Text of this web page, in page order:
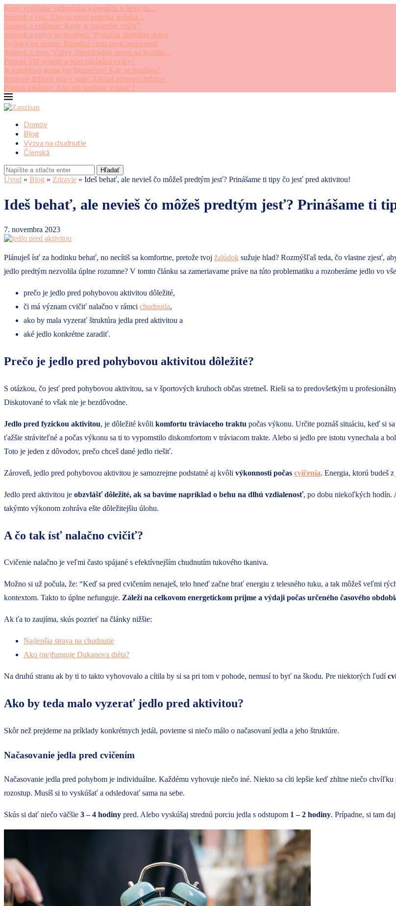
Kedy vyhľadať odborníka a pomôžu ti lieky na...
Spánok a vek: Ako sa mení potreba spánku...
Spánok a cvičenie: Kedy je najlepšie cvičiť?
Spánok a vplyv technológii: Vyskúšaj digitálny detox
Bylinky na spanie: Prírodná cesta proti nespavosti
Spánok a stres: Vplyv chronického stresu na kvalitu...
Poznáš SM systém a jeho základné cviky?
Je karobová guma (ne)bezpečná? Kde sa používa?
Správne držanie tela v sede: Základ zdravej chrbtice
Fitness topánky: Ako ich správne vybrať ?
Domov
Blog
Výzva na chudnutie
Členská
Hľadať
Úvod » Blog » Zdravie » Ideš behať, ale nevieš čo môžeš predtým jesť? Prinášame ti tipy čo jesť pred aktivitou!
Ideš behať, ale nevieš čo môžeš predtým jesť? Prinášame ti
7. novembra 2023
Plánuješ ísť za hodinku behať, no necítiš sa komfortne, pretože tvoj žalúdok sužuje hlad? Rozmýšľaš teda, čo vlastne zjesť,
jedlo predtým nezvolila úplne rozumne? V tomto článku sa zameriavame práve na túto problematiku a rozoberáme jedlo vo
prečo je jedlo pred pohybovou aktivitou dôležité,
či má význam cvičiť nalačno v rámci chudnutia,
ako by mala vyzerať štruktúra jedla pred aktivitou a
aké jedlo konkrétne zaradiť.
Prečo je jedlo pred pohybovou aktivitou dôležité?
S otázkou, čo jesť pred pohybovou aktivitou, sa v športových kruhoch občas stretneš. Rieši sa to predovšetkým u
Diskutované to však nie je bezdôvodne.
Jedlo pred fyzickou aktivitou, je dôležité kvôli komfortu tráviaceho traktu počas výkonu. Určite poznáš situáciu, keď si
ťažšie stráviteľné a počas výkonu sa ti to vypomstilo diskomfortom v tráviacom trakte. Alebo si jedlo pre istotu vynechala a
Toto je jeden z dôvodov, prečo chceš dané jedlo riešiť.
Zároveň, jedlo pred pohybovou aktivitou je samozrejme podstatné aj kvôli výkonnosti počas cvičenia. Energia, ktorú budeš
Jedlo pred aktivitou je obzvlášť dôležité, ak sa bavíme napríklad o behu na dlhú vzdialenosť, po dobu niekoľkých hodín.
takýmto výkonom zohráva ešte dôležitejšiu úlohu.
A čo tak ísť nalačno cvičiť?
Cvičenie nalačno je veľmi často spájané s efektívnejším chudnutím tukového tkaniva.
Možno si už počula, že: “Keď sa pred cvičením nenaješ, telo hneď začne brať energiu z telesného tuku, a tak môžeš veľmi
kontextom. Takto to úplne nefunguje. Záleží na celkovom energetickom príjme a výdaji počas určeného časového
Ak ťa to zaujíma, skús pozrieť na články nižšie:
Najlepšia strava na chudnutie
Ako (ne)funguje Dukanova diéta?
Na druhú stranu ak by ti to takto vyhovovalo a cítila by si sa pri tom v pohode, nemusí to byť na škodu. Pre niektorých ľudí
Ako by teda malo vyzerať jedlo pred aktivitou?
Skôr než prejdeme na príklady konkrétnych jedál, povieme si niečo málo o načasovaní jedla a jeho štruktúre.
Načasovanie jedla pred cvičením
Načasovanie jedla pred pohybom je individuálne. Každému vyhovuje niečo iné. Niekto sa cíti lepšie keď zhltne niečo
rozostup. Musíš si to vyskúšať a odsledovať sama na sebe.
Skús si dať niečo väčšie 3 – 4 hodiny pred. Alebo vyskúšaj strednú porciu jedla s odstupom 1 – 2 hodiny. Prípadne, si tam